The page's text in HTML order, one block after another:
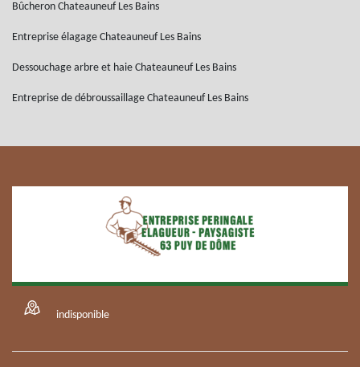
Bûcheron Chateauneuf Les Bains
Entreprise élagage Chateauneuf Les Bains
Dessouchage arbre et haie Chateauneuf Les Bains
Entreprise de débroussaillage Chateauneuf Les Bains
indisponible